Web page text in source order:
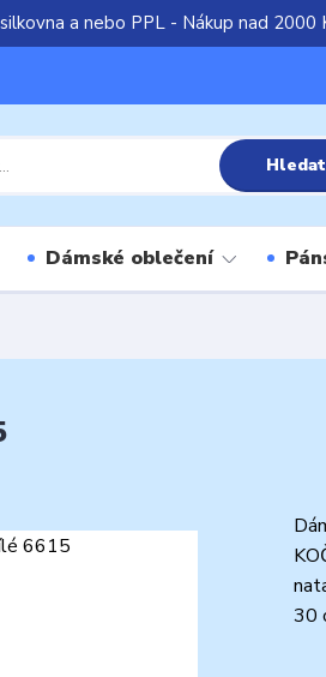
a nebo PPL - Nákup nad 2000
Hledat
Dámské oblečení
30